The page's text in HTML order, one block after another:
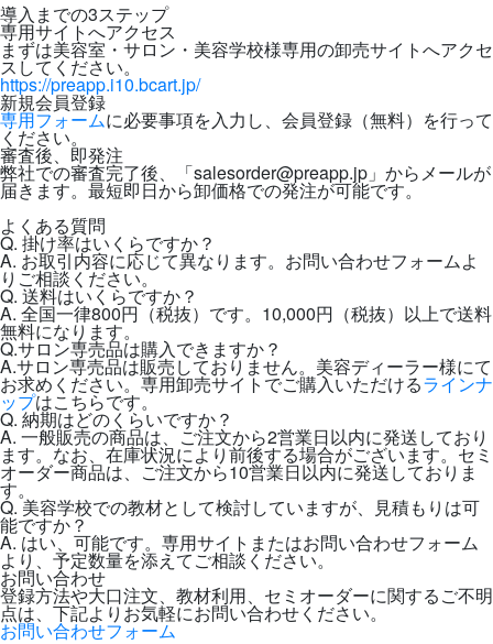
導入までの3ステップ
専用サイトへアクセス
まずは美容室・サロン・美容学校様専用の卸売サイトへアクセ
スしてください。
https://preapp.i10.bcart.jp/
新規会員登録
専用フォームに必要事項を入力し、会員登録（無料）を行って
ください。
審査後、即発注
弊社での審査完了後、「salesorder@preapp.jp」からメールが
届きます。最短即日から卸価格での発注が可能です。
よくある質問
Q. 掛け率はいくらですか？
A. お取引内容に応じて異なります。お問い合わせフォームよ
りご相談ください。
Q. 送料はいくらですか？
A. 全国一律800円（税抜）です。10,000円（税抜）以上で送料
無料になります。
Q.サロン専売品は購入できますか？
A.サロン専売品は販売しておりません。美容ディーラー様にて
お求めください。専用卸売サイトでご購入いただけるラインナ
ップはこちらです。
Q. 納期はどのくらいですか？
A. 一般販売の商品は、ご注文から2営業日以内に発送しており
ます。なお、在庫状況により前後する場合がございます。セミ
オーダー商品は、ご注文から10営業日以内に発送しておりま
す。
Q. 美容学校での教材として検討していますが、見積もりは可
能ですか？
A. はい、可能です。専用サイトまたはお問い合わせフォーム
より、予定数量を添えてご相談ください。
お問い合わせ
登録方法や大口注文、教材利用、セミオーダーに関するご不明
点は、下記よりお気軽にお問い合わせください。
お問い合わせフォーム